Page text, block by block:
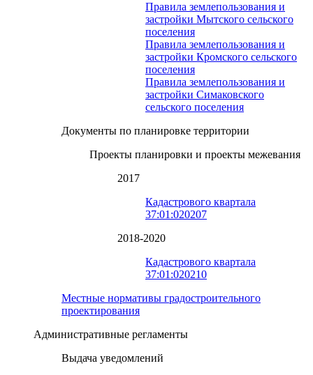
Правила землепользования и
застройки Мытского сельского
поселения
Правила землепользования и
застройки Кромского сельского
поселения
Правила землепользования и
застройки Симаковского
сельского поселения
Документы по планировке территории
Проекты планировки и проекты межевания
2017
Кадастрового квартала
37:01:020207
2018-2020
Кадастрового квартала
37:01:020210
Местные нормативы градостроительного
проектирования
Административные регламенты
Выдача уведомлений